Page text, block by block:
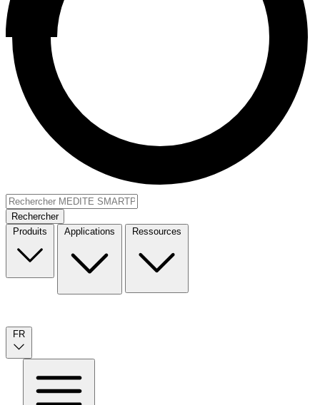
Rechercher
Produits
Applications Ressources
FR